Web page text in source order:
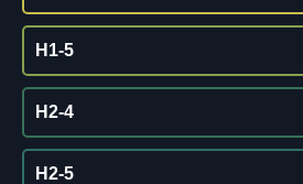
H1-5
H2-4
H2-5